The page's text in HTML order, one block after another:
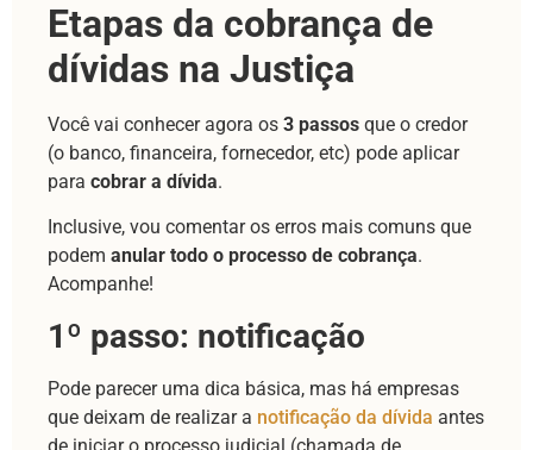
Etapas da cobrança de
dívidas na Justiça
Você vai conhecer agora os 3 passos que o credor
(o banco, financeira, fornecedor, etc) pode aplicar
para cobrar a dívida.
Inclusive, vou comentar os erros mais comuns que
podem anular todo o processo de cobrança.
Acompanhe!
1º passo: notificação
Pode parecer uma dica básica, mas há empresas
que deixam de realizar a notificação da dívida antes